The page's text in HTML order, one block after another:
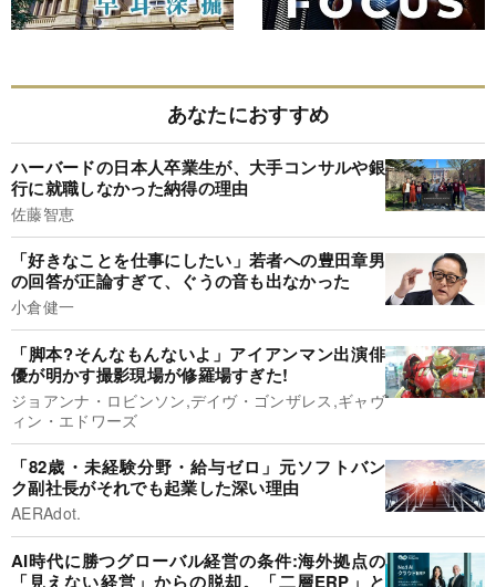
あなたにおすすめ
ハーバードの日本人卒業生が、大手コンサルや銀
行に就職しなかった納得の理由
佐藤智恵
「好きなことを仕事にしたい」若者への豊田章男
の回答が正論すぎて、ぐうの音も出なかった
小倉健一
「脚本?そんなもんないよ」アイアンマン出演俳
優が明かす撮影現場が修羅場すぎた!
ジョアンナ・ロビンソン,デイヴ・ゴンザレス,ギャヴ
ィン・エドワーズ
「82歳・未経験分野・給与ゼロ」元ソフトバン
ク副社長がそれでも起業した深い理由
AERAdot.
AI時代に勝つグローバル経営の条件:海外拠点の
「見えない経営」からの脱却。「二層ERP」と